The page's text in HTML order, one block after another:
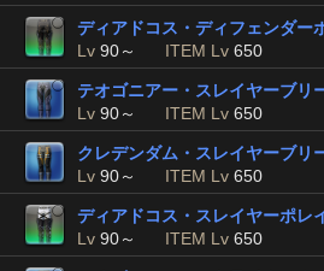
ディアドコス・ディフェンダー
Lv 90～ ITEM Lv 650
テオゴニアー・スレイヤーブリ
Lv 90～ ITEM Lv 650
クレデンダム・スレイヤーブリ
Lv 90～ ITEM Lv 650
ディアドコス・スレイヤーポレ
Lv 90～ ITEM Lv 650